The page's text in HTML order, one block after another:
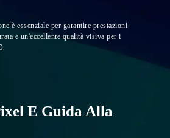
è essenziale per garantire prestazioni
e un'eccellente qualità visiva per i
E Guida Alla